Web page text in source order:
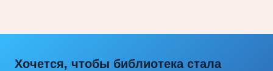
Хочется, чтобы библиотека стала